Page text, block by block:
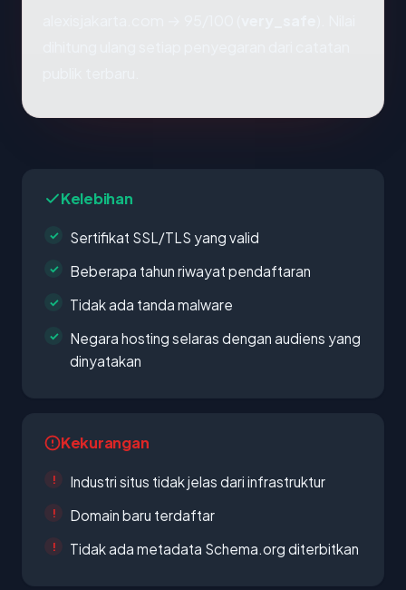
Kelebihan
Sertifikat SSL/TLS yang valid
Beberapa tahun riwayat pendaftaran
Tidak ada tanda malware
Negara hosting selaras dengan audiens yang
dinyatakan
Kekurangan
Industri situs tidak jelas dari infrastruktur
Domain baru terdaftar
Tidak ada metadata Schema.org diterbitkan